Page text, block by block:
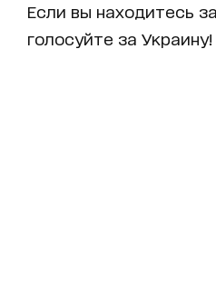
Если вы находитесь
голосуйте за Украину!